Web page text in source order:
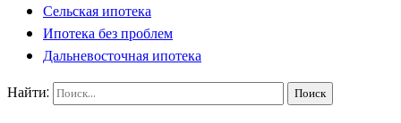
Сельская ипотека
Ипотека без проблем
Дальневосточная ипотека
Найти: